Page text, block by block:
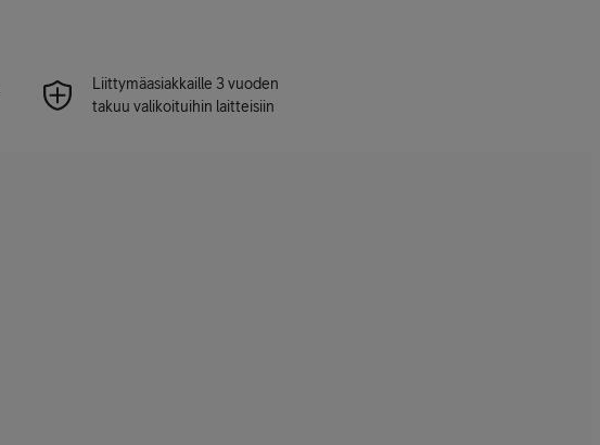
Liittymäasiakkaille 3 vuoden
takuu valikoituihin laitteisiin